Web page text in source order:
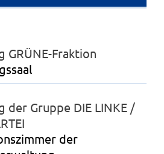
GRÜNE-Fraktion
der Gruppe DIE LINKE /
der